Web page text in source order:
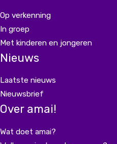
Op verkenning
In groep
Met kinderen en jongeren
Nieuws
Laatste nieuws
Nieuwsbrief
Over amai!
Wat doet amai?